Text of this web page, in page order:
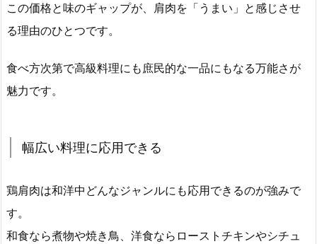
この価格と味のギャップが、肩肉を「うまい」と感じさせ
る理由のひとつです。
食べ方次第で高級料理にも庶民的な一品にもなる万能さが
魅力です。
幅広い料理に応用できる
鶏肩肉は和洋中どんなジャンルにも応用できるのが強みで
す。
和食なら煮物や焼き鳥、洋食ならローストチキンやシチュ